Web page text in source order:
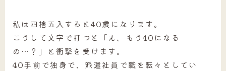
私は四捨五入すると40歳になります。
こうして文字で打つと「え、もう40になる
の…？」と衝撃を受けます。
40手前で独身で、派遣社員で職を転々としてい